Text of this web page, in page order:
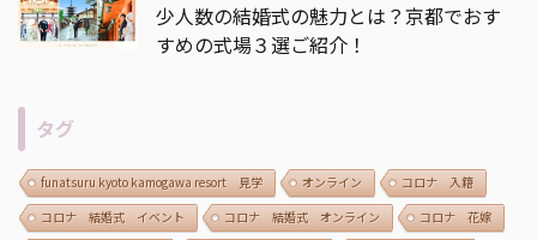
少人数の結婚式の魅力とは？京都でおす
すめの式場３選ご紹介！
タグ
funatsuru kyoto kamogawa resort 見学 オンライン
コロナ 入籍
コロナ 結婚式 イベント
コロナ 結婚式 オンライン
コロナ 花嫁